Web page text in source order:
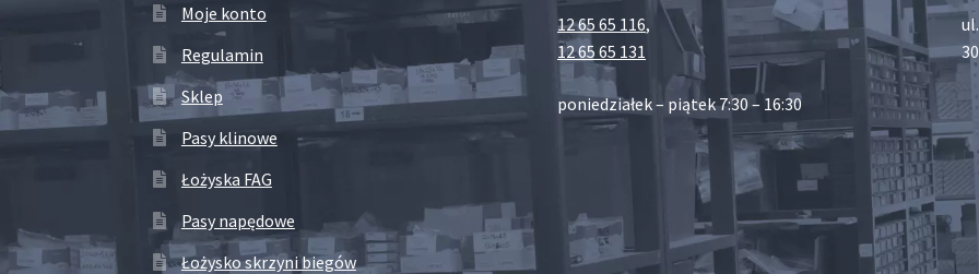
Moje konto
Regulamin
Sklep
Pasy klinowe
Łożyska FAG
Pasy napędowe
Łożysko skrzyni biegów
12 65 65 116,
12 65 65 131
poniedziałek – piątek 7:30 – 16:30